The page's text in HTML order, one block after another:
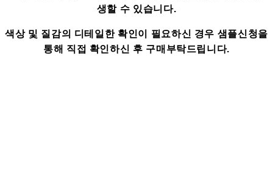
생할 수 있습니다.
색상 및 질감의 디테일한 확인이 필요하신 경우 샘플신청을
통해 직접 확인하신 후 구매부탁드립니다.